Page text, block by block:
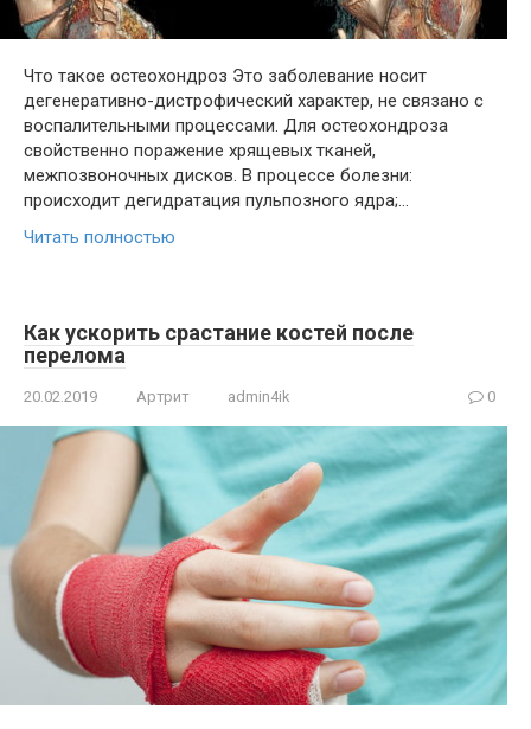
Что такое остеохондроз Это заболевание носит
дегенеративно-дистрофический характер, не связано с
воспалительными процессами. Для остеохондроза
свойственно поражение хрящевых тканей,
межпозвоночных дисков. В процессе болезни:
происходит дегидратация пульпозного ядра;…
Читать полностью
Как ускорить срастание костей после
перелома
20.02.2019 Артрит admin4ik 0